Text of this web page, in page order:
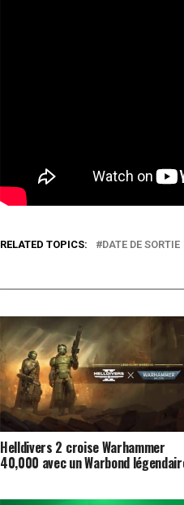
RELATED TOPICS: DATE DE SORTIE
Helldivers 2 croise Warhammer
40,000 avec un Warbond